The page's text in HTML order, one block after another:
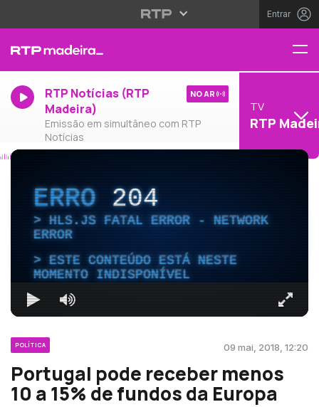
Entrar
RTP Notícias (RTP
Madeira)
Emissão em simultâneo com RTP
Notícias
NO AR
TV
RTP
ERRO204
HLS.JS FATAL ERROR - NETWORK
ERROR
ESTE CONTEÚDO ESTÁ NESTE
MOMENTO INDISPONÍVEL
POLÍTICA 09 mai, 2018, 12:20
Portugal pode receber menos
10 a 15% de fundos da Europa